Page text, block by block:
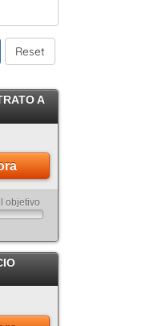
Reset
A
objetivo